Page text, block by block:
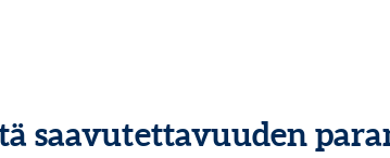
saavutettavuuden